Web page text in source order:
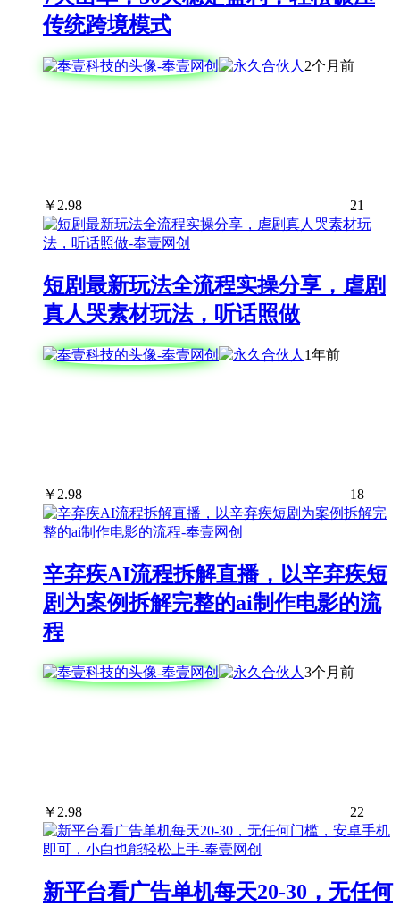
传统跨境模式
2个月前
￥ 2.98 21
短剧最新玩法全流程实操分享，虐剧
真人哭素材玩法，听话照做
1年前
￥ 2.98 18
辛弃疾AI流程拆解直播，以辛弃疾短
剧为案例拆解完整的ai制作电影的流
程
3个月前
￥ 2.98 22
新平台看广告单机每天20-30，无任何